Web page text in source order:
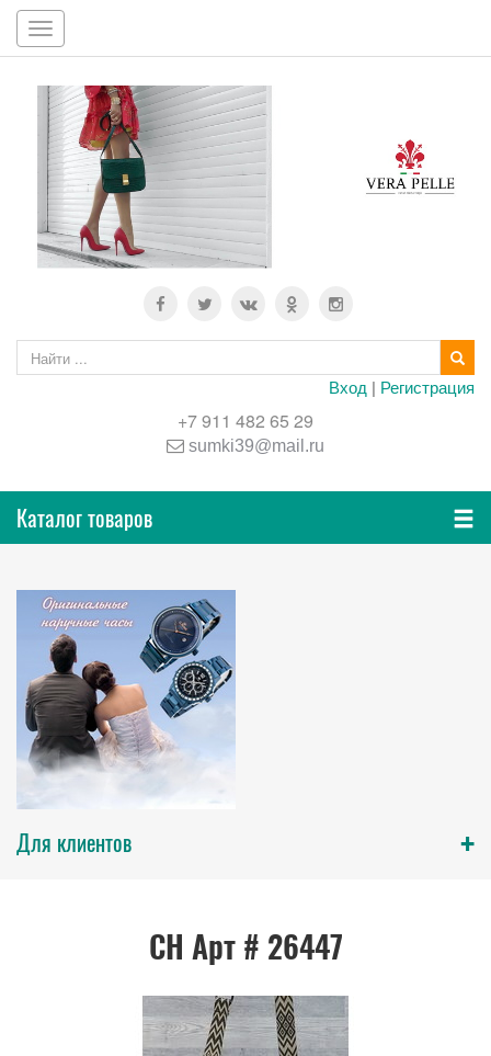
Toggle
navigation
Вход | Регистрация
+7 911 482 65 29
sumki39@mail.ru
Каталог товаров
Для клиентов +
СН Арт # 26447